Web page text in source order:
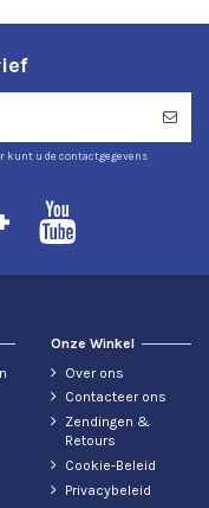
kunt u de contactgegevens
Onze Winkel
Over ons
Contacteer ons
Zendingen &
Retours
Cookie-Beleid
Privacybeleid